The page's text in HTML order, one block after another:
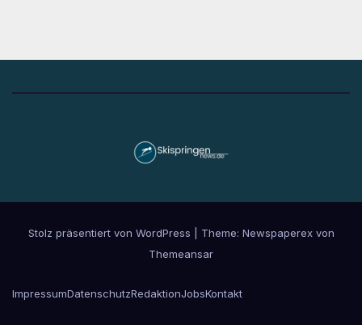
Stolz präsentiert von WordPress
Theme: Newspaperex von
Themeansar
ImpressumDatenschutzRedaktionJobsKontakt